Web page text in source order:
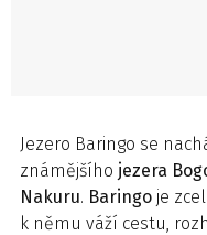
Jezero Baringo se
známějšího jezera
Nakuru. Baringo je
k němu váží cestu,